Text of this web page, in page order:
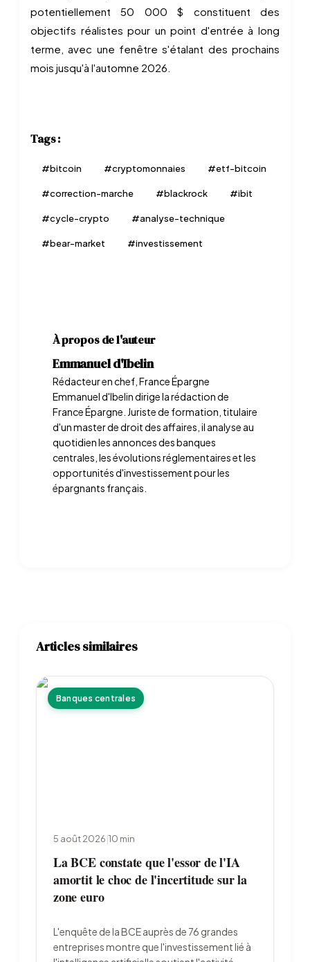
potentiellement 50 000 $ constituent des
objectifs réalistes pour un point d'entrée à long
terme, avec une fenêtre s'étalant des prochains
mois jusqu'à l'automne 2026.
Tags :
#bitcoin #cryptomonnaies #etf-bitcoin
#correction-marche #blackrock #ibit
#cycle-crypto #analyse-technique
#bear-market #investissement
À propos de l'auteur
Emmanuel d'Ibelin
Rédacteur en chef, France Épargne
Emmanuel d'Ibelin dirige la rédaction de
France Épargne. Juriste de formation, titulaire
d'un master de droit des affaires, il analyse au
quotidien les annonces des banques
centrales, les évolutions réglementaires et les
opportunités d'investissement pour les
épargnants français.
Articles similaires
Banques centrales
5 août 2026|10 min
La BCE constate que l'essor de l'IA
amortit le choc de l'incertitude sur la
zone euro
L'enquête de la BCE auprès de 76 grandes
entreprises montre que l'investissement lié à